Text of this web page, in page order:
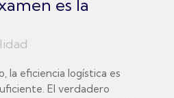
es la
la eficiencia logística es
El verdadero